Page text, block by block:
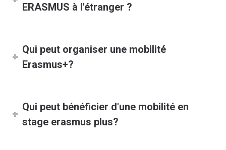
ERASMUS à l'étranger ?
Qui peut organiser une mobilité
Erasmus+?
Qui peut bénéficier d'une mobilité en
stage erasmus plus?